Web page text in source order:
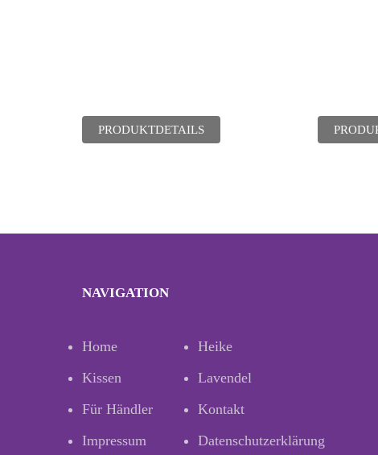
PRODUKTDETAILS
NAVIGATION
Home
Heike
Kissen
Lavendel
Für Händler
Kontakt
Impressum
Datenschutzerklärung